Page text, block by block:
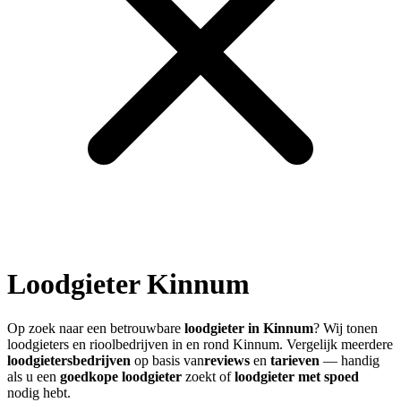
LoodgieterKinnum
Op zoek naar een betrouwbare loodgieter in Kinnum? Wij tonen
loodgieters en rioolbedrijven in en rond Kinnum. Vergelijk meerdere
loodgietersbedrijven op basis vanreviews en tarieven — handig
als u een goedkope loodgieter zoekt ofloodgieter met spoed
nodig hebt.